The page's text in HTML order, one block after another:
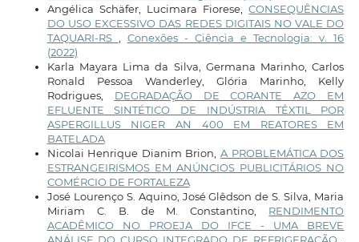
Angélica Schäfer, Lucimara Fiorese,CONSEQUÊNCIAS
DO USO EXCESSIVO DAS REDES DIGITAIS NO VALE DO
TAQUARI-RS
Conexões - Ciência e Tecnologia: v. 16
(2022)
Karla Mayara Lima da Silva, Germana Marinho, Carlos
Ronald Pessoa Wanderley, Glória Marinho, Kelly
Rodrigues, DEGRADAÇÃO DE CORANTE AZO EM
EFLUENTE SINTÉTICO DE INDÚSTRIA TÊXTIL POR
ASPERGILLUS NIGER AN 400 EM REATORES EM
BATELADA
Nicolai Henrique Dianim Brion,A PROBLEMÁTICA DOS
ESTRANGEIRISMOS EM ANÚNCIOS PUBLICITÁRIOS NO
COMÉRCIO DE FORTALEZA
José Lourenço S. Aquino, José Glêdson de S. Silva, Maria
Miriam C. B. de M. Constantino, RENDIMENTO
ACADÊMICO NO PROEJA DO IFCE - UMA BREVE
ANÁLISE DO CURSO INTEGRADO DE REFRIGERAÇÃO